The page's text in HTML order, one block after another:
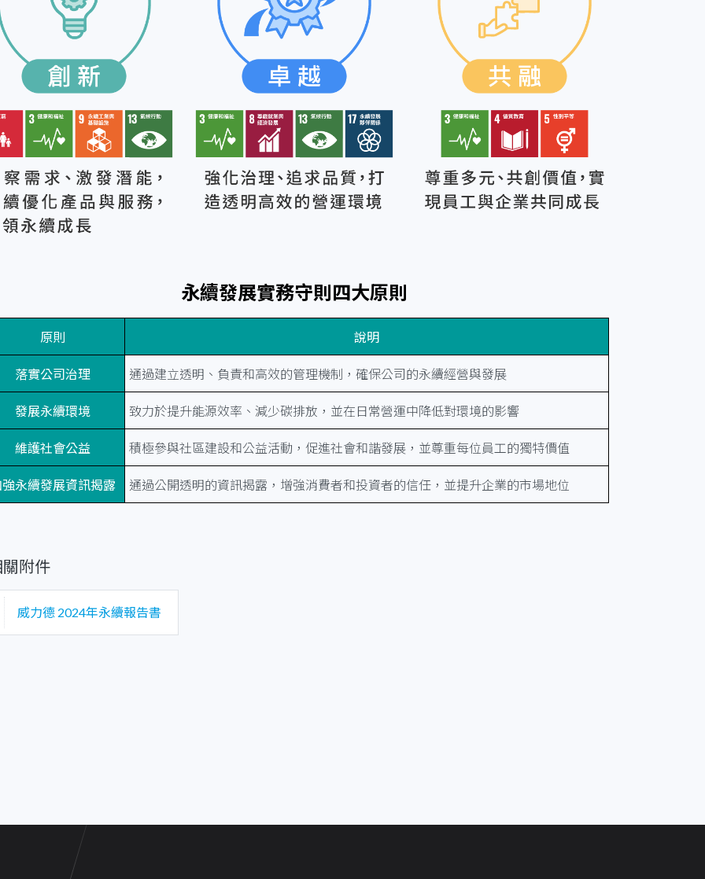
永續發展實務守則四大原則
原則 說明
落實公司治理 通過建立透明、負責和高效的管理機制，確保公司的永續經營與發展
發展永續環境 致力於提升能源效率、減少碳排放，並在日常營運中降低對環境的影響
維護社會公益 積極參與社區建設和公益活動，促進社會和諧發展，並尊重每位員工的獨特價值
永續發展資訊揭露 通過公開透明的資訊揭露，增強消費者和投資者的信任，並提升企業的市場地位
附件
威力德 2024年永續報告書